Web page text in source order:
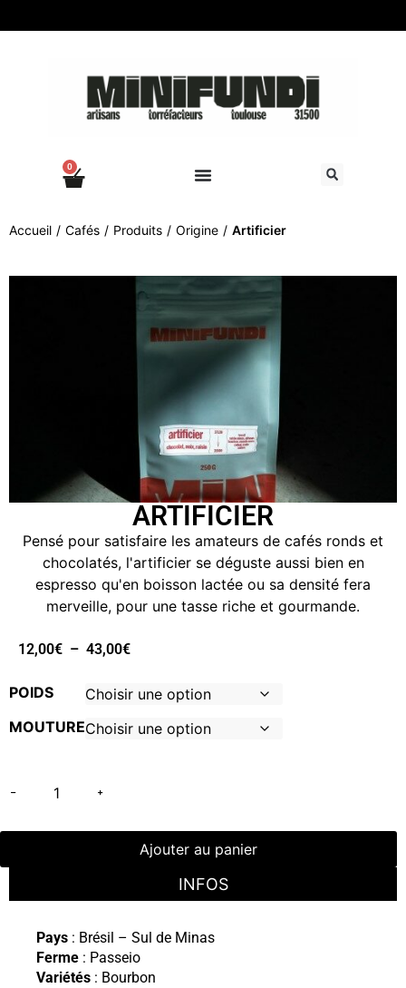
0
Accueil / Cafés / Produits / Origine / Artificier
ARTIFICIER
Pensé pour satisfaire les amateurs de cafés ronds et
chocolatés, l'artificier se déguste aussi bien en
espresso qu'en boisson lactée ou sa densité fera
merveille, pour une tasse riche et gourmande.
12,00€ – 43,00€
POIDS
MOUTURE
Ajouter au panier
INFOS
Pays : Brésil – Sul de Minas
Ferme : Passeio
Variétés : Bourbon